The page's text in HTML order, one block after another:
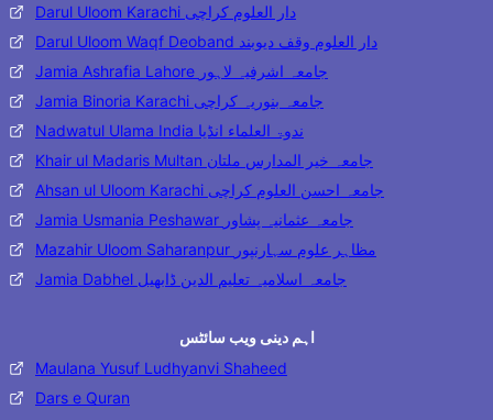
Darul Uloom Karachi دار العلوم کراچی
Darul Uloom Waqf Deoband دار العلوم وقف دیوبند
Jamia Ashrafia Lahore جامعہ اشرفیہ لاہور
Jamia Binoria Karachi جامعہ بنوریہ کراچی
Nadwatul Ulama India ندوۃ العلماء انڈیا
Khair ul Madaris Multan جامعہ خیر المدارس ملتان
Ahsan ul Uloom Karachi جامعہ احسن العلوم کراچی
Jamia Usmania Peshawar جامعہ عثمانیہ پشاور
Mazahir Uloom Saharanpur مظاہر علوم سہارنپور
Jamia Dabhel جامعہ اسلامیہ تعلیم الدین ڈابھیل
اہم دینی ویب سائٹس
Maulana Yusuf Ludhyanvi Shaheed
Dars e Quran